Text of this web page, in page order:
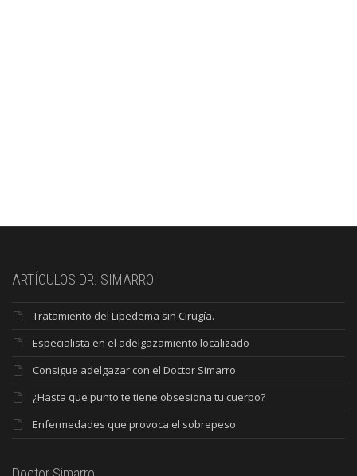
ARTÍCULOS DR. SIMARRO:
Tratamiento del Lipedema sin Cirugía.
Especialista en el adelgazamiento localizado
Consigue adelgazar con el Doctor Simarro
¿Hasta que punto te tiene obsesiona tu cuerpo?
Enfermedades que provoca el sobrepeso